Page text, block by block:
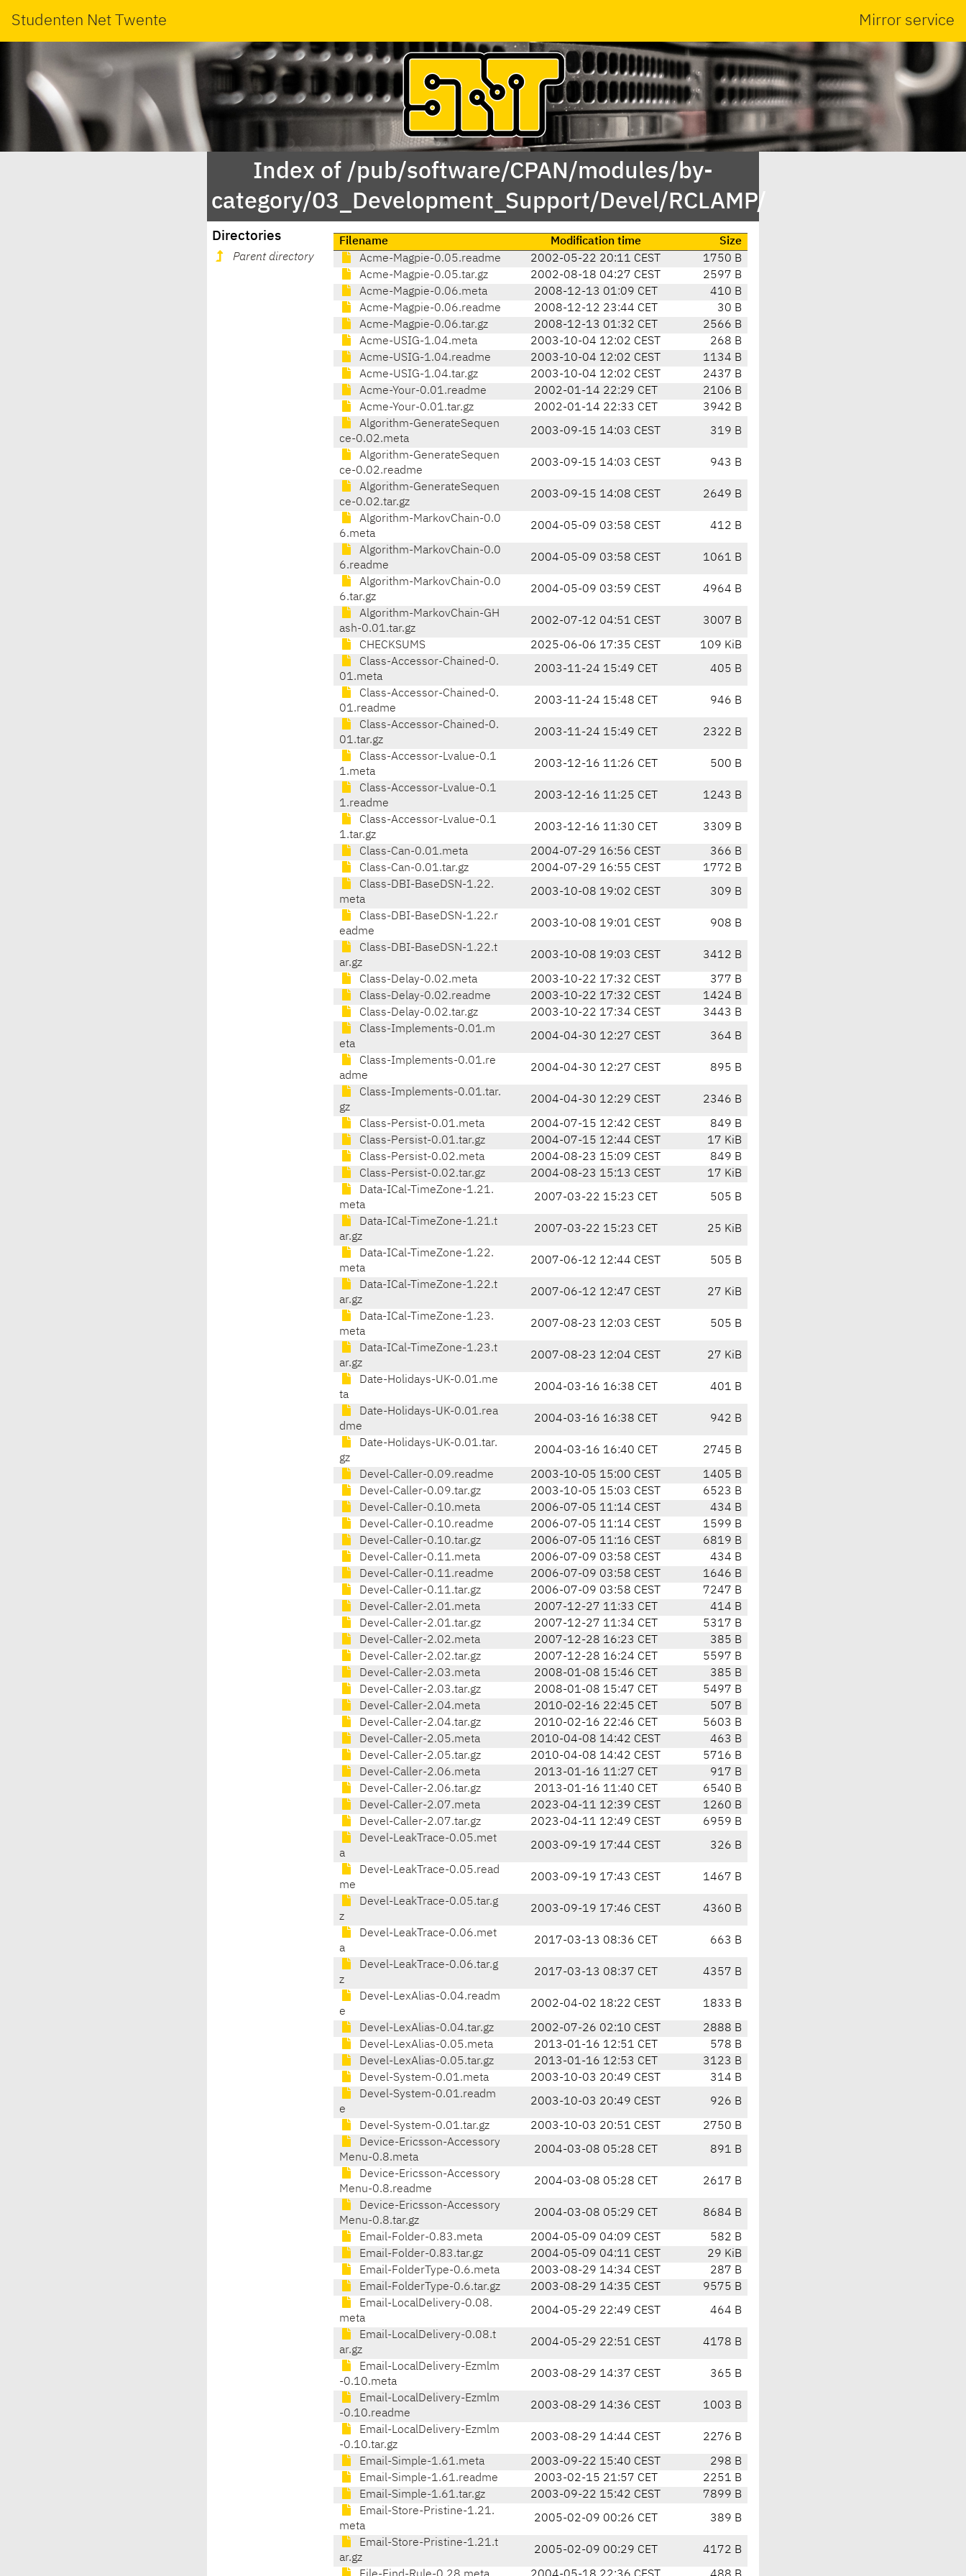
Studenten Net Twente Mirror service
Index of /pub/software/CPAN/modules/by-
category/03_Development_Support/Devel/RCLAMP/
Directories
Parent directory
Filename Modification time
Size
Acme-Magpie-0.05.readme
2002-05-22 20:11 CEST
1750 B
Acme-Magpie-0.05.tar.gz
2002-08-18 04:27 CEST
2597 B
Acme-Magpie-0.06.meta
2008-12-13 01:09 CET
410 B
Acme-Magpie-0.06.readme
2008-12-12 23:44 CET
30 B
Acme-Magpie-0.06.tar.gz
2008-12-13 01:32 CET
2566 B
Acme-USIG-1.04.meta
2003-10-04 12:02 CEST
268 B
Acme-USIG-1.04.readme
2003-10-04 12:02 CEST
1134 B
Acme-USIG-1.04.tar.gz
2003-10-04 12:02 CEST
2437 B
Acme-Your-0.01.readme
2002-01-14 22:29 CET
2106 B
Acme-Your-0.01.tar.gz
2002-01-14 22:33 CET
3942 B
Algorithm-GenerateSequen
ce-0.02.meta
2003-09-15 14:03 CEST 319 B
Algorithm-GenerateSequen
ce-0.02.readme
2003-09-15 14:03 CEST 943 B
Algorithm-GenerateSequen
ce-0.02.tar.gz
2003-09-15 14:08 CEST 2649 B
Algorithm-MarkovChain-0.0
6.meta
2004-05-09 03:58 CEST 412 B
Algorithm-MarkovChain-0.0
6.readme
2004-05-09 03:58 CEST 1061 B
Algorithm-MarkovChain-0.0
6.tar.gz
2004-05-09 03:59 CEST 4964 B
Algorithm-MarkovChain-GH
ash-0.01.tar.gz
2002-07-12 04:51 CEST 3007 B
CHECKSUMS 2025-06-06 17:35 CEST
109 KiB
Class-Accessor-Chained-0.
01.meta
2003-11-24 15:49 CET 405 B
Class-Accessor-Chained-0.
01.readme
2003-11-24 15:48 CET 946 B
Class-Accessor-Chained-0.
01.tar.gz
2003-11-24 15:49 CET 2322 B
Class-Accessor-Lvalue-0.1
1.meta
2003-12-16 11:26 CET 500 B
Class-Accessor-Lvalue-0.1
1.readme
2003-12-16 11:25 CET 1243 B
Class-Accessor-Lvalue-0.1
1.tar.gz
2003-12-16 11:30 CET 3309 B
Class-Can-0.01.meta 2004-07-29 16:56 CEST
366 B
Class-Can-0.01.tar.gz
2004-07-29 16:55 CEST
1772 B
Class-DBI-BaseDSN-1.22.
meta
2003-10-08 19:02 CEST 309 B
Class-DBI-BaseDSN-1.22.r
eadme
2003-10-08 19:01 CEST 908 B
Class-DBI-BaseDSN-1.22.t
ar.gz
2003-10-08 19:03 CEST 3412 B
Class-Delay-0.02.meta 2003-10-22 17:32 CEST
377 B
Class-Delay-0.02.readme
2003-10-22 17:32 CEST
1424 B
Class-Delay-0.02.tar.gz
2003-10-22 17:34 CEST
3443 B
Class-Implements-0.01.m
eta
2004-04-30 12:27 CEST 364 B
Class-Implements-0.01.re
adme
2004-04-30 12:27 CEST 895 B
Class-Implements-0.01.tar.
gz
2004-04-30 12:29 CEST 2346 B
Class-Persist-0.01.meta 2004-07-15 12:42 CEST
849 B
Class-Persist-0.01.tar.gz
2004-07-15 12:44 CEST
17 KiB
Class-Persist-0.02.meta
2004-08-23 15:09 CEST
849 B
Class-Persist-0.02.tar.gz
2004-08-23 15:13 CEST
17 KiB
Data-ICal-TimeZone-1.21.
meta
2007-03-22 15:23 CET 505 B
Data-ICal-TimeZone-1.21.t
ar.gz
2007-03-22 15:23 CET 25 KiB
Data-ICal-TimeZone-1.22.
meta
2007-06-12 12:44 CEST 505 B
Data-ICal-TimeZone-1.22.t
ar.gz
2007-06-12 12:47 CEST 27 KiB
Data-ICal-TimeZone-1.23.
meta
2007-08-23 12:03 CEST 505 B
Data-ICal-TimeZone-1.23.t
ar.gz
2007-08-23 12:04 CEST 27 KiB
Date-Holidays-UK-0.01.me
ta
2004-03-16 16:38 CET 401 B
Date-Holidays-UK-0.01.rea
dme
2004-03-16 16:38 CET 942 B
Date-Holidays-UK-0.01.tar.
gz
2004-03-16 16:40 CET 2745 B
Devel-Caller-0.09.readme 2003-10-05 15:00 CEST
1405 B
Devel-Caller-0.09.tar.gz
2003-10-05 15:03 CEST
6523 B
Devel-Caller-0.10.meta
2006-07-05 11:14 CEST
434 B
Devel-Caller-0.10.readme
2006-07-05 11:14 CEST
1599 B
Devel-Caller-0.10.tar.gz
2006-07-05 11:16 CEST
6819 B
Devel-Caller-0.11.meta
2006-07-09 03:58 CEST
434 B
Devel-Caller-0.11.readme
2006-07-09 03:58 CEST
1646 B
Devel-Caller-0.11.tar.gz
2006-07-09 03:58 CEST
7247 B
Devel-Caller-2.01.meta
2007-12-27 11:33 CET
414 B
Devel-Caller-2.01.tar.gz
2007-12-27 11:34 CET
5317 B
Devel-Caller-2.02.meta
2007-12-28 16:23 CET
385 B
Devel-Caller-2.02.tar.gz
2007-12-28 16:24 CET
5597 B
Devel-Caller-2.03.meta
2008-01-08 15:46 CET
385 B
Devel-Caller-2.03.tar.gz
2008-01-08 15:47 CET
5497 B
Devel-Caller-2.04.meta
2010-02-16 22:45 CET
507 B
Devel-Caller-2.04.tar.gz
2010-02-16 22:46 CET
5603 B
Devel-Caller-2.05.meta
2010-04-08 14:42 CEST
463 B
Devel-Caller-2.05.tar.gz
2010-04-08 14:42 CEST
5716 B
Devel-Caller-2.06.meta
2013-01-16 11:27 CET
917 B
Devel-Caller-2.06.tar.gz
2013-01-16 11:40 CET
6540 B
Devel-Caller-2.07.meta
2023-04-11 12:39 CEST
1260 B
Devel-Caller-2.07.tar.gz
2023-04-11 12:49 CEST
6959 B
Devel-LeakTrace-0.05.met
a
2003-09-19 17:44 CEST 326 B
Devel-LeakTrace-0.05.read
me
2003-09-19 17:43 CEST 1467 B
Devel-LeakTrace-0.05.tar.g
z
2003-09-19 17:46 CEST 4360 B
Devel-LeakTrace-0.06.met
a
2017-03-13 08:36 CET 663 B
Devel-LeakTrace-0.06.tar.g
z
2017-03-13 08:37 CET 4357 B
Devel-LexAlias-0.04.readm
e
2002-04-02 18:22 CEST 1833 B
Devel-LexAlias-0.04.tar.gz 2002-07-26 02:10 CEST
2888 B
Devel-LexAlias-0.05.meta
2013-01-16 12:51 CET
578 B
Devel-LexAlias-0.05.tar.gz
2013-01-16 12:53 CET
3123 B
Devel-System-0.01.meta
2003-10-03 20:49 CEST
314 B
Devel-System-0.01.readm
e
2003-10-03 20:49 CEST 926 B
Devel-System-0.01.tar.gz 2003-10-03 20:51 CEST
2750 B
Device-Ericsson-Accessory
Menu-0.8.meta
2004-03-08 05:28 CET 891 B
Device-Ericsson-Accessory
Menu-0.8.readme
2004-03-08 05:28 CET 2617 B
Device-Ericsson-Accessory
Menu-0.8.tar.gz
2004-03-08 05:29 CET 8684 B
Email-Folder-0.83.meta 2004-05-09 04:09 CEST
582 B
Email-Folder-0.83.tar.gz
2004-05-09 04:11 CEST
29 KiB
Email-FolderType-0.6.meta
2003-08-29 14:34 CEST
287 B
Email-FolderType-0.6.tar.gz
2003-08-29 14:35 CEST
9575 B
Email-LocalDelivery-0.08.
meta
2004-05-29 22:49 CEST 464 B
Email-LocalDelivery-0.08.t
ar.gz
2004-05-29 22:51 CEST 4178 B
Email-LocalDelivery-Ezmlm
-0.10.meta
2003-08-29 14:37 CEST 365 B
Email-LocalDelivery-Ezmlm
-0.10.readme
2003-08-29 14:36 CEST 1003 B
Email-LocalDelivery-Ezmlm
-0.10.tar.gz
2003-08-29 14:44 CEST 2276 B
Email-Simple-1.61.meta 2003-09-22 15:40 CEST
298 B
Email-Simple-1.61.readme
2003-02-15 21:57 CET
2251 B
Email-Simple-1.61.tar.gz
2003-09-22 15:42 CEST
7899 B
Email-Store-Pristine-1.21.
meta
2005-02-09 00:26 CET 389 B
Email-Store-Pristine-1.21.t
ar.gz
2005-02-09 00:29 CET 4172 B